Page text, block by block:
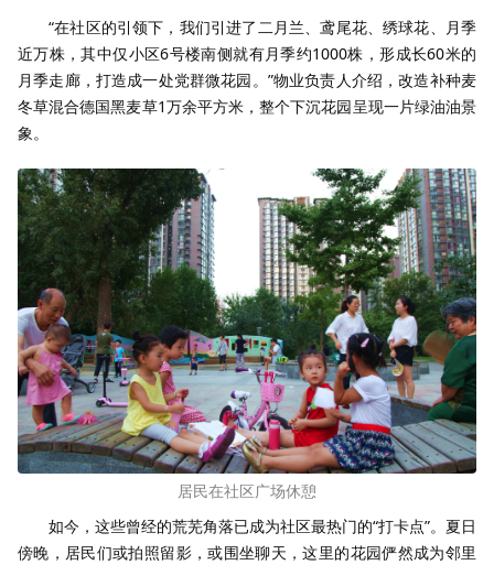
“在社区的引领下，我们引进了二月兰、鸢尾花、绣球花、月季
近万株，其中仅小区6号楼南侧就有月季约1000株，形成长60米的
月季走廊，打造成一处党群微花园。”物业负责人介绍，改造补种麦
冬草混合德国黑麦草1万余平方米，整个下沉花园呈现一片绿油油景
象。
居民在社区广场休憩
如今，这些曾经的荒芜角落已成为社区最热门的“打卡点”。夏日
傍晚，居民们或拍照留影，或围坐聊天，这里的花园俨然成为邻里